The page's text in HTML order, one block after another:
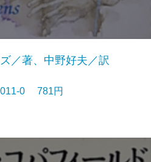
／著、中野好夫／訳
0 781円